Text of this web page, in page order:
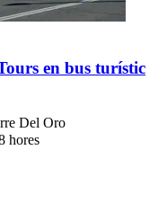
en bus turístic
Del Oro
hores